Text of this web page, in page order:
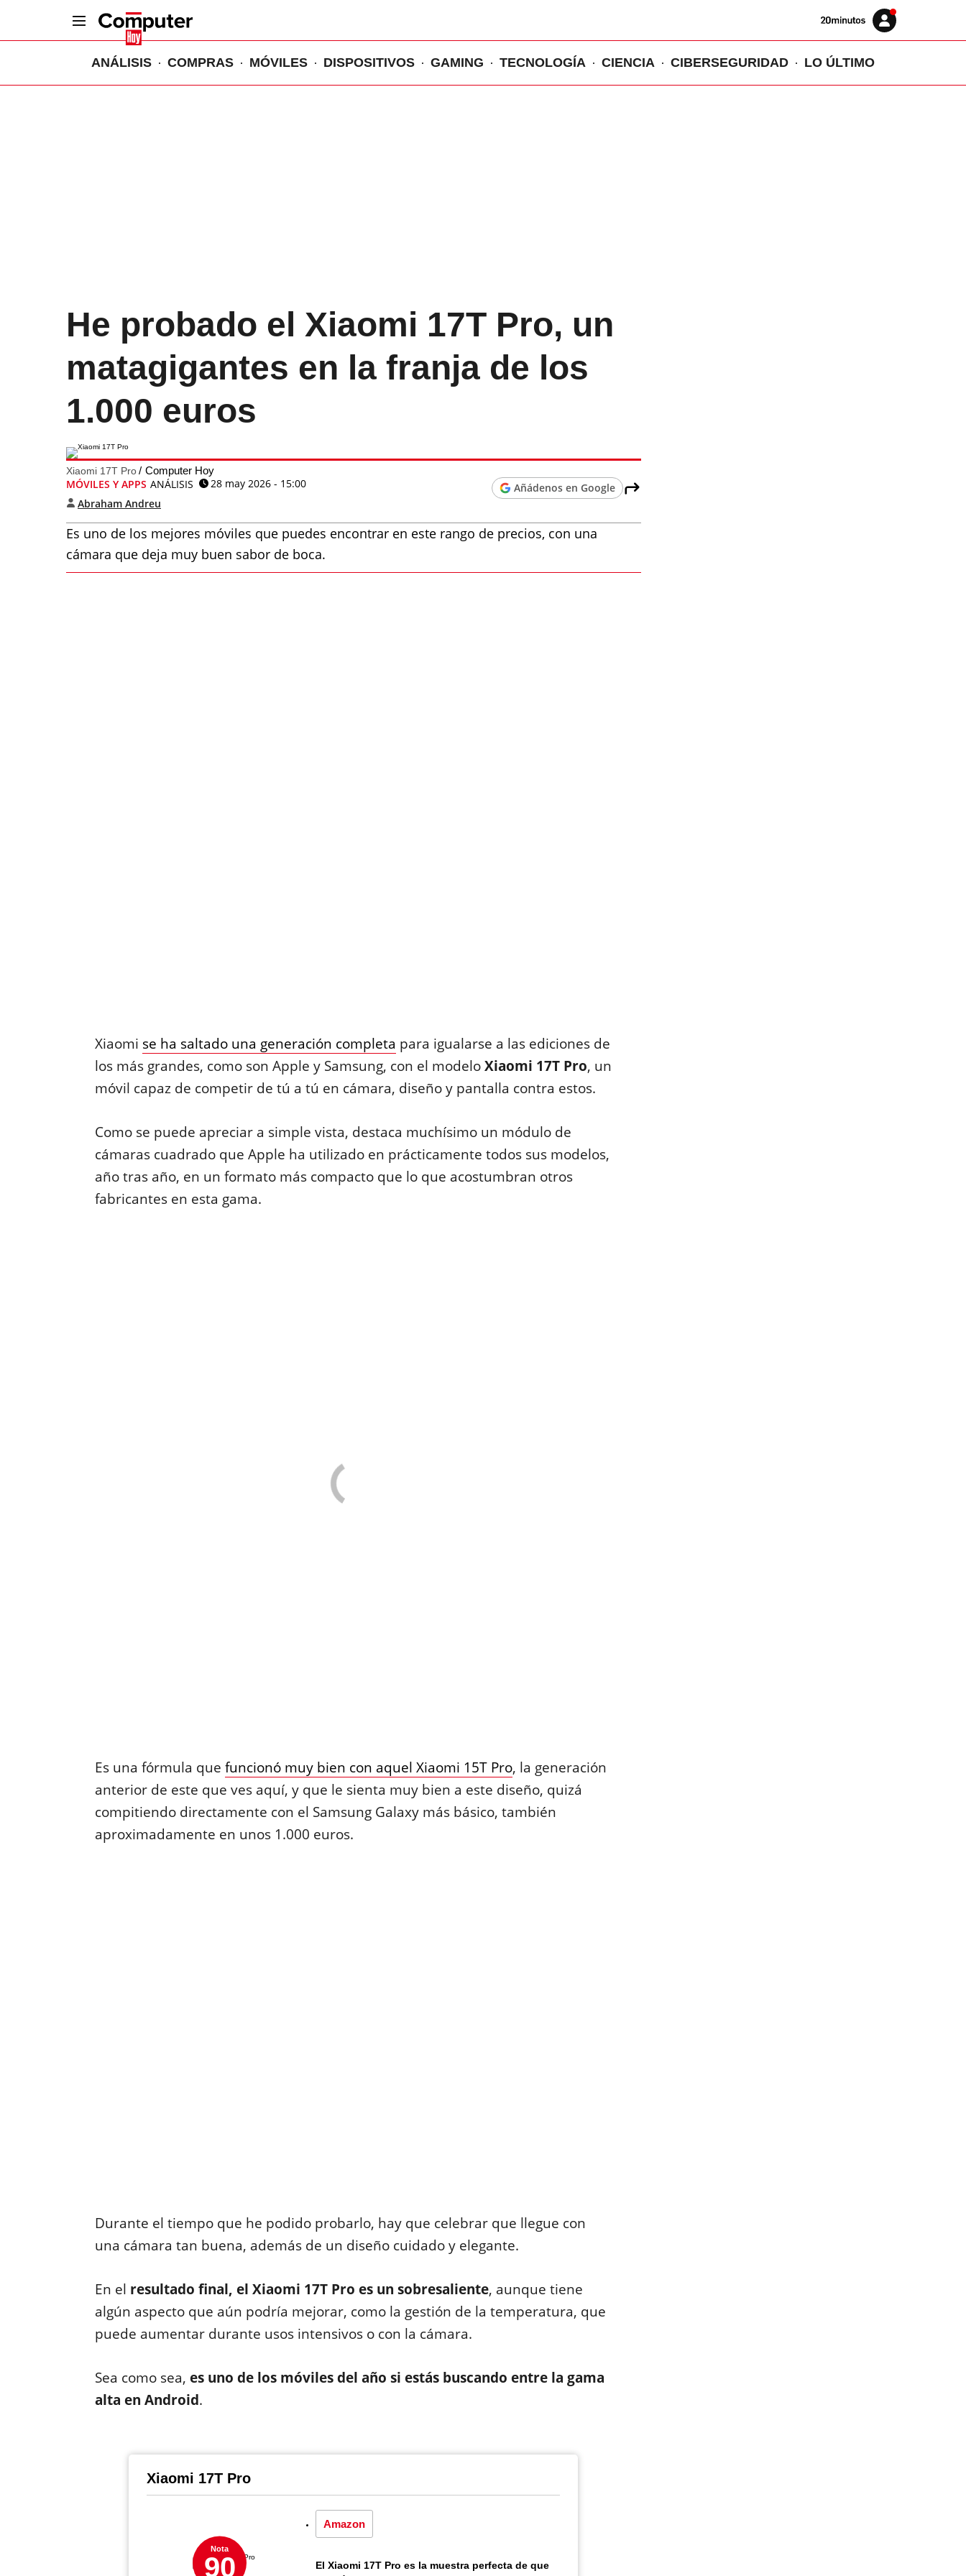
Volver
Iniciar
sesión
ANÁLISIS COMPRAS MÓVILES DISPOSITIVOS GAMING TECNOLOGÍA CIENCIA CIBERSEGURIDAD LO ÚLTIMO
He probado el Xiaomi 17T Pro, un
matagigantes en la franja de los
1.000 euros
Xiaomi 17T Pro Computer Hoy
MÓVILES Y APPS ANÁLISIS
28 may 2026 - 15:00
Abraham Andreu
Añádenos en Google
Es uno de los mejores móviles que puedes encontrar en este rango de precios, con una
cámara que deja muy buen sabor de boca.
Xiaomi se ha saltado una generación completa para igualarse a las ediciones de
los más grandes, como son Apple y Samsung, con el modeloXiaomi 17T Pro, un
móvil capaz de competir de tú a tú en cámara, diseño y pantalla contra estos.
Como se puede apreciar a simple vista, destaca muchísimo un módulo de
cámaras cuadrado que Apple ha utilizado en prácticamente todos sus modelos,
año tras año, en un formato más compacto que lo que acostumbran otros
fabricantes en esta gama.
Es una fórmula que funcionó muy bien con aquel Xiaomi 15T Pro, la generación
anterior de este que ves aquí, y que le sienta muy bien a este diseño, quizá
compitiendo directamente con el Samsung Galaxy más básico, también
aproximadamente en unos 1.000 euros.
Durante el tiempo que he podido probarlo, hay que celebrar que llegue con
una cámara tan buena, además de un diseño cuidado y elegante.
En el resultado final, el Xiaomi 17T Pro es un sobresaliente, aunque tiene
algún aspecto que aún podría mejorar, como la gestión de la temperatura, que
puede aumentar durante usos intensivos o con la cámara.
Sea como sea, es uno de los móviles del año si estás buscando entre la gama
alta en Android.
Xiaomi 17T Pro
Nota
90
Amazon
El Xiaomi 17T Pro es la muestra perfecta de que